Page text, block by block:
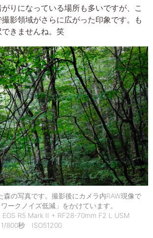
りになっている場所も多いですが、こ
影領域がさらに広がった印象です。も
きませんね。笑
森の写真です。撮影後にカメラ内RAW現像で
ークノイズ低減」をかけています。
R5 Mark II + RF28-70mm F2 L USM
800秒 ISO51200